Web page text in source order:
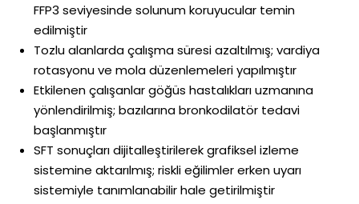
FFP3 seviyesinde solunum koruyucular temin
edilmiştir
Tozlu alanlarda çalışma süresi azaltılmış; vardiya
rotasyonu ve mola düzenlemeleri yapılmıştır
Etkilenen çalışanlar göğüs hastalıkları uzmanına
yönlendirilmiş; bazılarına bronkodilatör tedavi
başlanmıştır
SFT sonuçları dijitalleştirilerek grafiksel izleme
sistemine aktarılmış; riskli eğilimler erken uyarı
sistemiyle tanımlanabilir hale getirilmiştir